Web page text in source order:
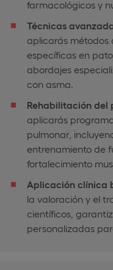
farmacológicos y
Técnicas
aplicarás métodos
específicas en
abordajes
con asma.
Rehabilitación del
aplicarás
pulmonar,
entrenamiento de
fortalecimiento
Aplicación clínica
la valoración y el
científicos,
personalizadas